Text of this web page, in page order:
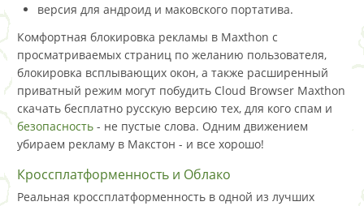
версия для андроид и маковского портатива.
Комфортная блокировка рекламы в Maxthon с
просматриваемых страниц по желанию пользователя,
блокировка всплывающих окон, а также расширенный
приватный режим могут побудить Cloud Browser Maxthon
скачать бесплатно русскую версию тех, для кого спам и
безопасность - не пустые слова. Одним движением
убираем рекламу в Макстон - и все хорошо!
Кроссплатформенность и Облако
Реальная кроссплатформенность в одной из лучших